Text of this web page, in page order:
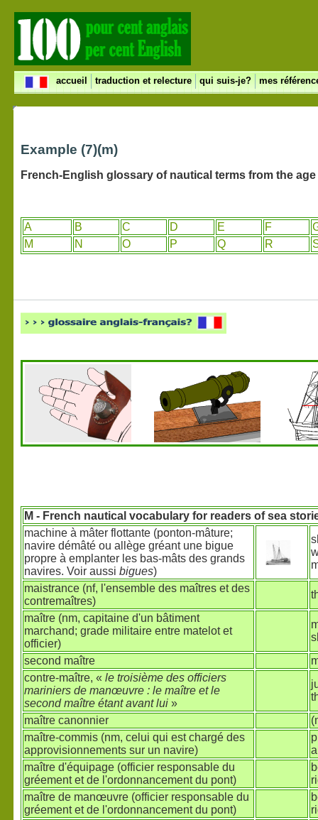
accueil traduction et relecture qui suis-je? mes
Example (7)(m)
French-English glossary of nautical terms from the
A B C D E F
M
N O P Q R
M - French nautical vocabulary for readers of sea
machine à mâter flottante (ponton-mâture;
navire démâté ou allège gréant une bigue
propre à emplanter les bas-mâts des grands
navires. Voir aussi bigues)
maistrance (nf, l'ensemble des maîtres et des
contremaîtres)
maître (nm, capitaine d'un bâtiment
marchand; grade militaire entre matelot et
officier)
second maître
contre-maître, « le troisième des officiers
mariniers de manœuvre : le maître et le
second maître étant avant lui »
maître canonnier
maître-commis (nm, celui qui est chargé des
approvisionnements sur un navire)
maître d'équipage (officier responsable du
gréement et de l'ordonnancement du pont)
maître de manœuvre (officier responsable du
gréement et de l'ordonnancement du pont)